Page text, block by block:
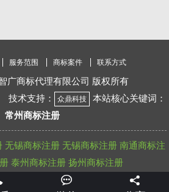
服务范围 商标案件 联系方式
广商标代理有限公司 版权所有
支持： 众鼎科技
本站核心关键词：
常州商标注册
无锡商标注册 无锡商标注册 南通商标注
泰州商标注册 扬州商标注册
 